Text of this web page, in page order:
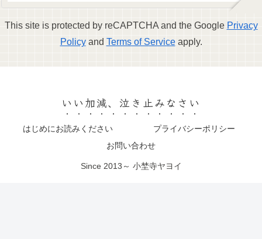
This site is protected by reCAPTCHA and the Google Privacy
Policyand Terms of Serviceapply.
いい加減、泣き止みなさい
はじめにお読みください
プライバシーポリシー
お問い合わせ
Since 2013～ 小埜寺ヤヨイ